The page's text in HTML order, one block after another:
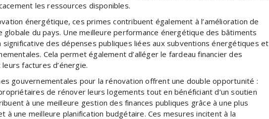
les ressources disponibles.
énergétique, ces primes contribuent également à l’amélioration de
globale du pays. Une meilleure performance énergétique des bâtiments
significative des dépenses publiques liées aux subventions énergétiques et
Cela permet également d’alléger le fardeau financier des
factures d’énergie.
gouvernementales pour la rénovation offrent une double opportunité :
de rénover leurs logements tout en bénéficiant d’un soutien
à une meilleure gestion des finances publiques grâce à une plus
à une meilleure planification budgétaire. Ces mesures incitent à la